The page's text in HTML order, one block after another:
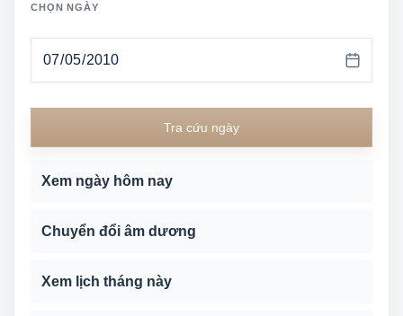
CHỌN NGÀY
Tra cứu ngày
Xem ngày hôm nay
Chuyển đổi âm dương
Xem lịch tháng này